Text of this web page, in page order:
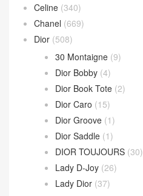
Celine (340)
Chanel (669)
Dior (508)
30 Montaigne (9)
Dior Bobby (4)
Dior Book Tote (2)
Dior Caro (15)
Dior Groove (1)
Dior Saddle (1)
DIOR TOUJOURS (30)
Lady D-Joy (26)
Lady Dior (37)